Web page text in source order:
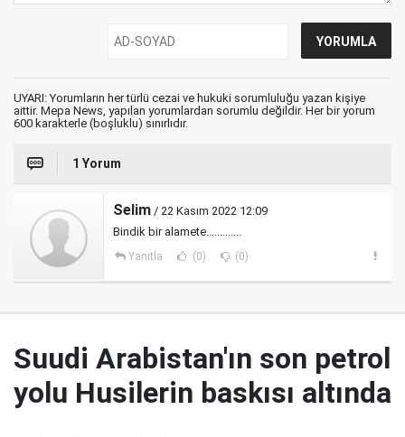
UYARI: Yorumların her türlü cezai ve hukuki sorumluluğu yazan kişiye
aittir. Mepa News, yapılan yorumlardan sorumlu değildir. Her bir yorum
600 karakterle (boşluklu) sınırlıdır.
1 Yorum
Selim / 22 Kasım 2022 12:09
Bindik bir alamete.............
Yanıtla (0) (0)
Suudi Arabistan'ın son petrol
yolu Husilerin baskısı altında